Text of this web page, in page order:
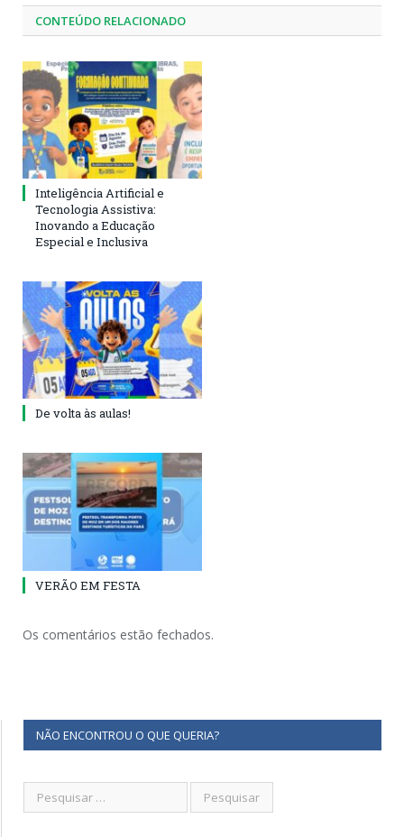
CONTEÚDO RELACIONADO
Inteligência Artificial e
Tecnologia Assistiva:
Inovando a Educação
Especial e Inclusiva
De volta às aulas!
VERÃO EM FESTA
Os comentários estão fechados.
NÃO ENCONTROU O QUE QUERIA?